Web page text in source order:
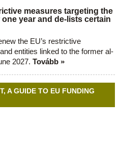
measures targeting the
year and de-lists certain
the EU’s restrictive
entities linked to the former al-
2027. Tovább »
A GUIDE TO EU FUNDING